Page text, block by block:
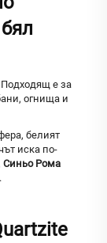
е за
огнища и
белият
иска по-
Синьо Рома